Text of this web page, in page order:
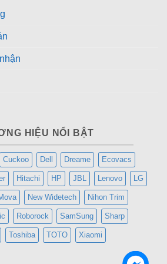
Full VAT
quốc– Nội thành Hà Nội
chóng:
hoặcgọi ngayđể nhậngiá tốt
HIỆU NỔI BẬT
Cuckoo Dell Dreame Ecovacs
Hitachi HP JBL Lenovo LG
New Widetech Nihon Trim
Roborock SamSung Sharp
Toshiba TOTO Xiaomi